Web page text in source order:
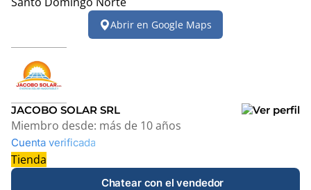
−
Abrir en Google Maps
JACOBO SOLAR SRL
Miembro desde: más de 10 años
Cuenta verificada
Tienda
Chatear con el vendedor